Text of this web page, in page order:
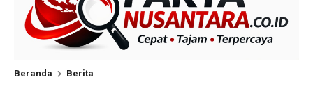
Beranda Berita